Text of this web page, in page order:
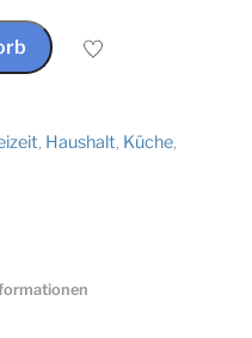
, Haushalt, Küche,